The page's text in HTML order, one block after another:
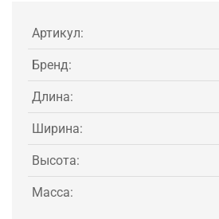
Артикул:
Бренд:
Длина:
Ширина:
Высота:
Масса: